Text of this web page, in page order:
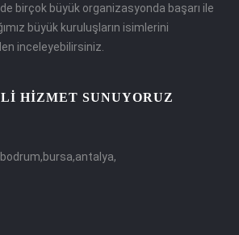
birçok büyük organizasyonda başarı ile
büyük kuruluşların isimlerini
inceleyebilirsiniz.
HİZMET SUNUYORUZ